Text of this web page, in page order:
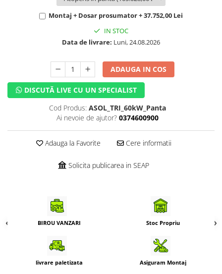
Montaj + Dosar prosumator + 37.752,00 Lei
IN STOC
Data de livrare: Luni, 24.08.2026
ADAUGA IN COS
DISCUTĂ LIVE CU UN SPECIALIST
Cod Produs: ASOL_TRI_60kW_Panta
Ai nevoie de ajutor? 0374600900
Adauga la Favorite Cere informatii
Solicita publicarea in SEAP
BIROU VANZARI Stoc Propriu
livrare paletizata Asiguram Montaj